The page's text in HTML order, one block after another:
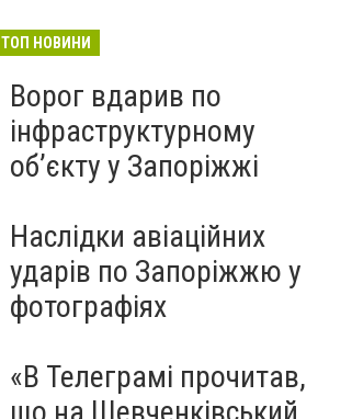
ТОП НОВИНИ
Ворог вдарив по
інфраструктурному
обʼєкту у Запоріжжі
Наслідки авіаційних
ударів по Запоріжжю у
фотографіях
«В Телеграмі прочитав,